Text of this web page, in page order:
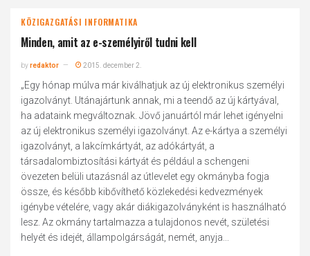
KÖZIGAZGATÁSI INFORMATIKA
Minden, amit az e-személyiről tudni kell
byredaktor 2015. december 2.
„Egy hónap múlva már kiválhatjuk az új elektronikus személyi
igazolványt. Utánajártunk annak, mi a teendő az új kártyával,
ha adataink megváltoznak. Jövő januártól már lehet igényelni
az új elektronikus személyi igazolványt. Az e-kártya a személyi
igazolványt, a lakcímkártyát, az adókártyát, a
társadalombiztosítási kártyát és például a schengeni
övezeten belüli utazásnál az útlevelet egy okmányba fogja
össze, és később kibővíthető közlekedési kedvezmények
igénybe vételére, vagy akár diákigazolványként is használható
lesz. Az okmány tartalmazza a tulajdonos nevét, születési
helyét és idejét, állampolgárságát, nemét, anyja...